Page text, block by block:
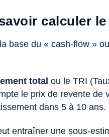
calculer
base du « cash-flow »
total ou le TRI
le prix de revente
dans 5 à 10 ans.
entraîner une sous-